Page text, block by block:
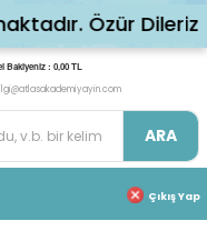
Özür Dileriz
Bakiyeniz : 0,00 TL
ARA
Çıkış Yap